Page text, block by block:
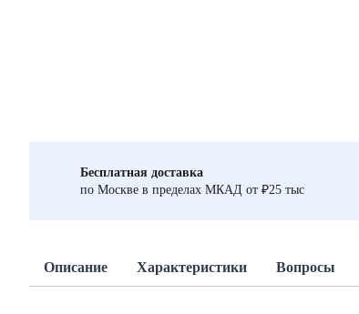
Бесплатная доставка
по Москве в пределах МКАД от ₽25 тыс
Описание Характеристики Вопросы